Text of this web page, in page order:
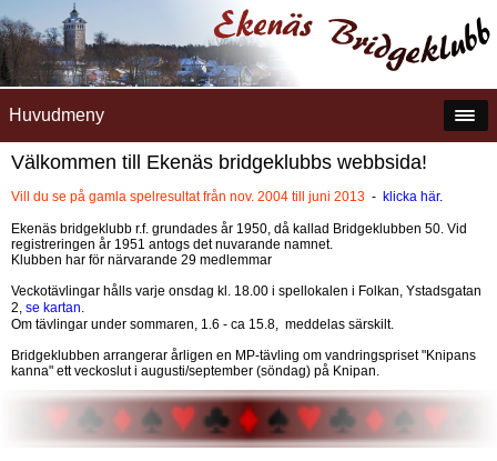
Huvudmeny
Välkommen till Ekenäs bridgeklubbs webbsida!
Vill du se på gamla spelresultat från nov. 2004 till juni 2013 - klicka här.
Ekenäs bridgeklubb r.f. grundades år 1950, då kallad Bridgeklubben 50. Vid
registreringen år 1951 antogs det nuvarande namnet.
Klubben har för närvarande 29 medlemmar
Veckotävlingar hålls varje onsdag kl. 18.00 i spellokalen i Folkan, Ystadsgatan
2, se kartan
Om tävlingar under sommaren, 1.6 - ca 15.8, meddelas särskilt.
Bridgeklubben arrangerar årligen en MP-tävling om vandringspriset "Knipans
kanna" ett veckoslut i augusti/september (söndag) på Knipan.